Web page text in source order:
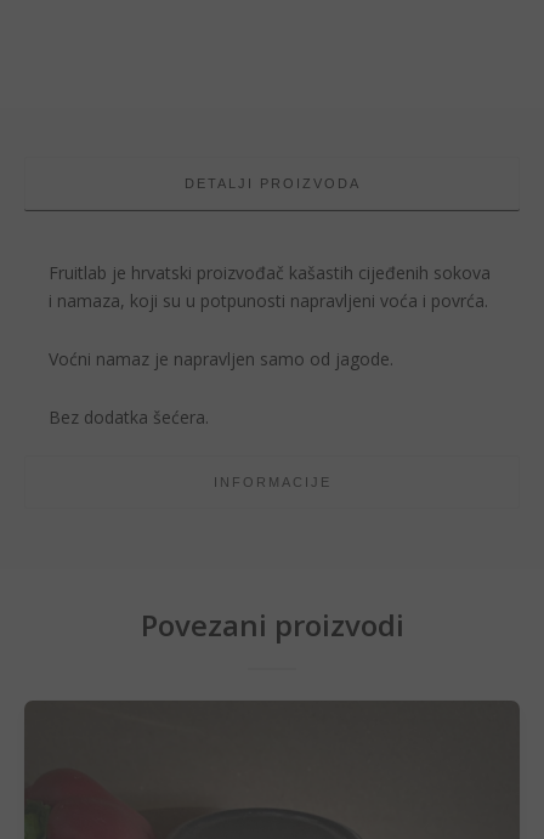
DETALJI PROIZVODA
Fruitlab je hrvatski proizvođač kašastih cijeđenih sokova
i namaza, koji su u potpunosti napravljeni voća i povrća.
Voćni namaz je napravljen samo od jagode.
Bez dodatka šećera.
INFORMACIJE
Povezani proizvodi